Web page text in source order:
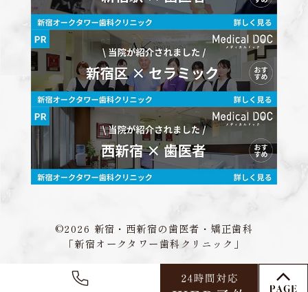
©2026 新宿・西新宿の歯医者・矯正歯科
「新宿オークタワー歯科クリニック」